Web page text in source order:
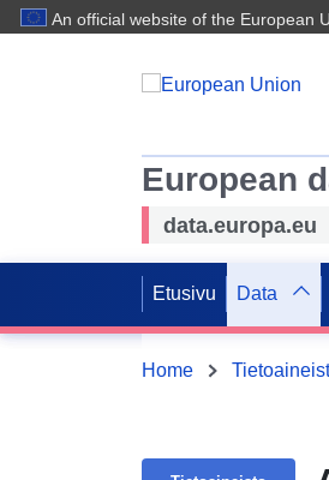
An official website of the European
European
data.europa.eu
Etusivu Data
Home